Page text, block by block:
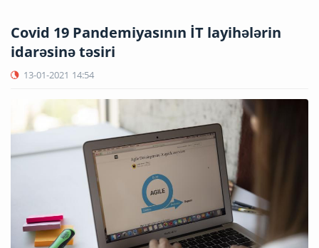
Covid 19 Pandemiyasının İT layihələrin
idarəsinə təsiri
13-01-2021 14:54